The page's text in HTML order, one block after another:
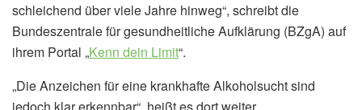
schleichend über viele Jahre hinweg“, schreibt die
Bundeszentrale für gesundheitliche Aufklärung (BZgA) auf
ihrem Portal „Kenn dein Limit“.
„Die Anzeichen für eine krankhafte Alkoholsucht sind